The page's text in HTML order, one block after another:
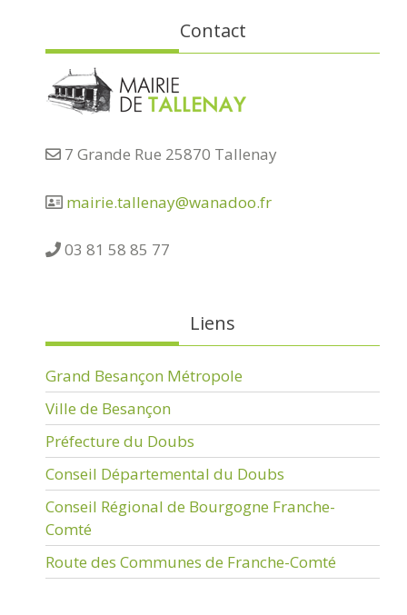
Contact
7 Grande Rue 25870 Tallenay
mairie.tallenay@wanadoo.fr
03 81 58 85 77
Liens
Grand Besançon Métropole
Ville de Besançon
Préfecture du Doubs
Conseil Départemental du Doubs
Conseil Régional de Bourgogne Franche-
Comté
Route des Communes de Franche-Comté